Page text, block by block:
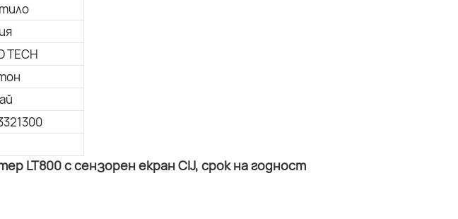
TECH
LT800 с сензорен екран CIJ, срок на годност